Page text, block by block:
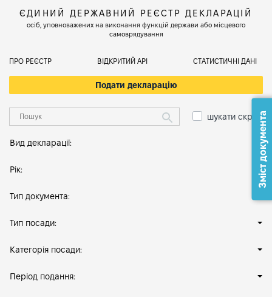
ЄДИНИЙ ДЕРЖАВНИЙ РЕЄСТР ДЕКЛАРАЦІЙ
осіб, уповноважених на виконання функцій держави або місцевого
самоврядування
ПРО РЕЄСТР ВІДКРИТИЙ АРІ СТАТИСТИЧНІ ДАНІ
Подати декларацію
шукати скрізь
Вид декларації:
Рік:
Тип документа:
Тип посади:
Категорія посади:
Період подання:
Зміст документа